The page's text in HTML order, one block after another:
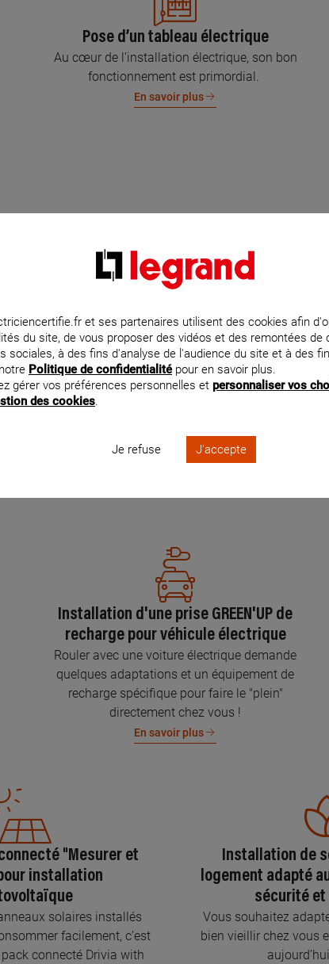
Pose d’un tableau électrique
Au cœur de l’installation électrique, son bon
fonctionnement est primordial.
En savoir plus
Pose d’interrupteurs
Legrand.
Installation d'une prise GREEN'UP de
recharge pour véhicule électrique
Rouler avec une voiture électrique demande
quelques adaptations et un équipement de
recharge spécifique pour faire le "plein"
directement chez vous !
En savoir plus
"Mesurer et
installation
solaires installés
facilement, c’est
connecté Drivia with
Installation de
logement adapté
sécurité et
Vous souhaitez
bien vieillir chez vous
et ses partenaires utilisent des cookies afin
du site, de vous proposer des vidéos et des remontées de
sociales, à des fins d'analyse de l'audience du site et à des
Politique de confidentialitépour en savoir plus.
gérer vos préférences personnelles et personnaliser vos
des cookies.
Je refuse J'accepte